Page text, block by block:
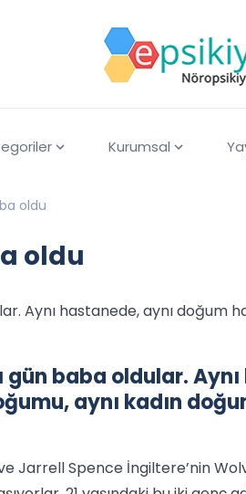
Kurumsal
oldu
oldu
Aynı hastanede, aynı doğum
baba oldular.
aynı kadın
Jarrell Spence İngiltere’nin